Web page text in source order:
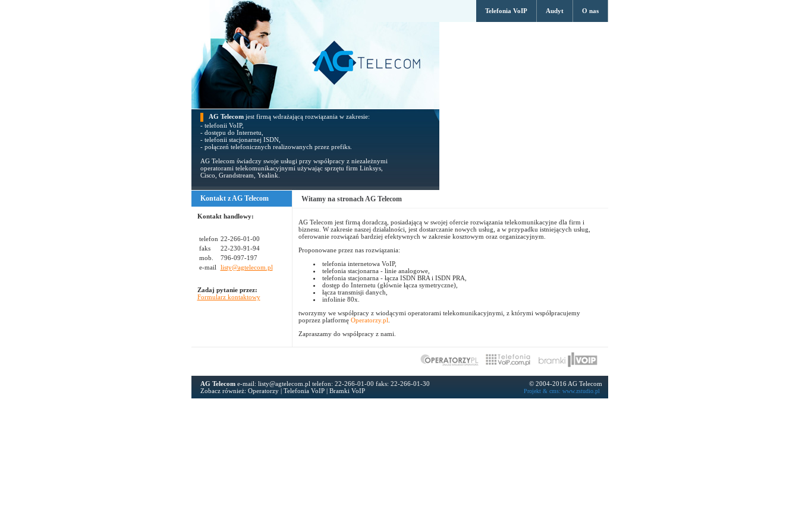
Telefonia VoIP Audyt O nas
AG Telecomjest firmą wdrażającą rozwiązania w zakresie:
- telefonii VoIP,
- dostępu do Internetu,
- telefonii stacjonarnej ISDN,
- połączeń telefonicznych realizowanych przez prefiks.
AG Telecom świadczy swoje usługi przy współpracy z niezależnymi
operatorami telekomunikacyjnymi używając sprzętu firm Linksys,
Cisco, Grandstream, Yealink.
Kontakt z AG Telecom
Kontakt handlowy:
telefon 22-266-01-00
faks
22-230-91-94
mob.
796-097-197
e-mail
listy@agtelecom.pl
Zadaj pytanie przez:
Formularz kontaktowy
Witamy na stronach AG Telecom
AG Telecom jest firmą doradczą, posiadającą w swojej ofercie rozwiązania telekomunikacyjne dla firm i
biznesu. W zakresie naszej działalności, jest dostarczanie nowych usług, a w przypadku istniejących usług,
oferowanie rozwiązań bardziej efektywnych w zakresie kosztowym oraz organizacyjnym.
Proponowane przez nas rozwiązania:
telefonia internetowa VoIP,
telefonia stacjonarna - linie analogowe,
telefonia stacjonarna - łącza ISDN BRA i ISDN PRA,
dostęp do Internetu (głównie łącza symetryczne),
łącza transmisji danych,
infolinie 80x.
tworzymy we współpracy z wiodącymi operatorami telekomunikacyjnymi, z którymi współpracujemy
poprzez platformę Operatorzy.pl
Zapraszamy do współpracy z nami.
AG Telecome-mail: listy@agtelecom.pl telefon: 22-266-01-00 faks: 22-266-01-30
Zobacz również: Operatorzy| Telefonia VoIP| Bramki VoIP
© 2004-2016 AG Telecom
Projekt & cms: www.zstudio.pl